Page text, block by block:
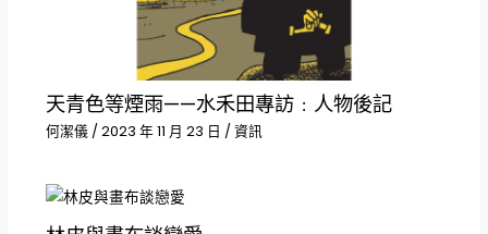
天青色等煙雨——水禾田專訪﹕人物後記
何潔儀/ 2023 年 11 月 23 日 / 資訊